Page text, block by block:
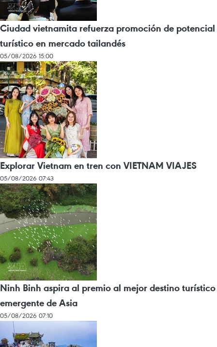
Ciudad vietnamita refuerza promoción de potencial
turístico en mercado tailandés
05/08/2026 15:00
Explorar Vietnam en tren con VIETNAM VIAJES
05/08/2026 07:43
Ninh Binh aspira al premio al mejor destino turístico
emergente de Asia
05/08/2026 07:10